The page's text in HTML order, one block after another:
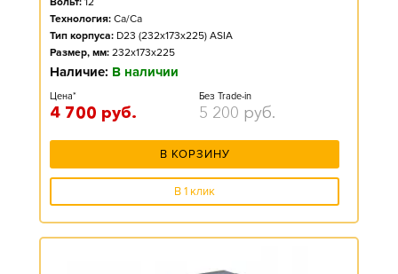
Технология: Ca/Ca
Тип корпуса: D23 (232x173x225) ASIA
Размер, мм: 232x173x225
Наличие: В наличии
Цена*
4 700 руб.
Без Trade-in
5 200 руб.
В КОРЗИНУ
В 1 клик